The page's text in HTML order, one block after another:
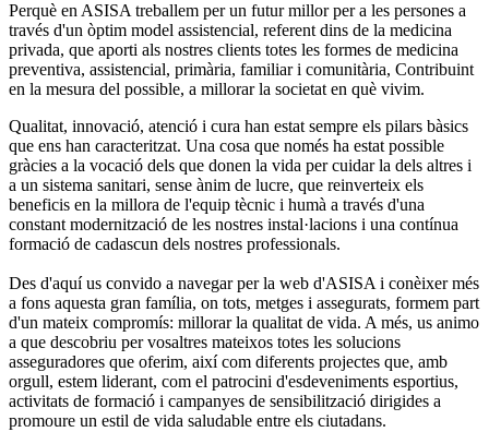
Perquè en ASISA treballem per un futur millor per a les persones a
través d'un òptim model assistencial, referent dins de la medicina
privada, que aporti als nostres clients totes les formes de medicina
preventiva, assistencial, primària, familiar i comunitària, Contribuint
en la mesura del possible, a millorar la societat en què vivim.
Qualitat, innovació, atenció i cura han estat sempre els pilars bàsics
que ens han caracteritzat. Una cosa que només ha estat possible
gràcies a la vocació dels que donen la vida per cuidar la dels altres i
a un sistema sanitari, sense ànim de lucre, que reinverteix els
beneficis en la millora de l'equip tècnic i humà a través d'una
constant modernització de les nostres instal·lacions i una contínua
formació de cadascun dels nostres professionals.
Des d'aquí us convido a navegar per la web d'ASISA i conèixer més
a fons aquesta gran família, on tots, metges i assegurats, formem part
d'un mateix compromís: millorar la qualitat de vida. A més, us animo
a que descobriu per vosaltres mateixos totes les solucions
asseguradores que oferim, així com diferents projectes que, amb
orgull, estem liderant, com el patrocini d'esdeveniments esportius,
activitats de formació i campanyes de sensibilització dirigides a
promoure un estil de vida saludable entre els ciutadans.